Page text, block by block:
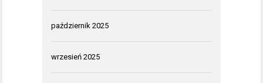
październik 2025
wrzesień 2025